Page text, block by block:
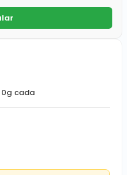
cada